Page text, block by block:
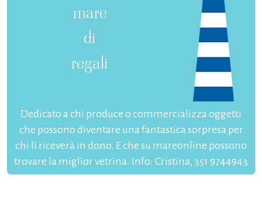
mare
di
regali
Dedicato a chi produce o commercializza oggetti
che possono diventare una fantastica sorpresa per
chi li riceverà in dono. E che su mareonline possono
trovare la miglior vetrina. Info: Cristina, 351 9744943